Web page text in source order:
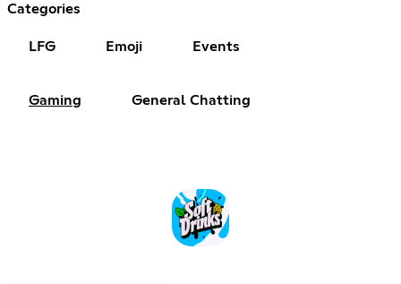
Categories
LFG Emoji Events
Gaming General Chatting